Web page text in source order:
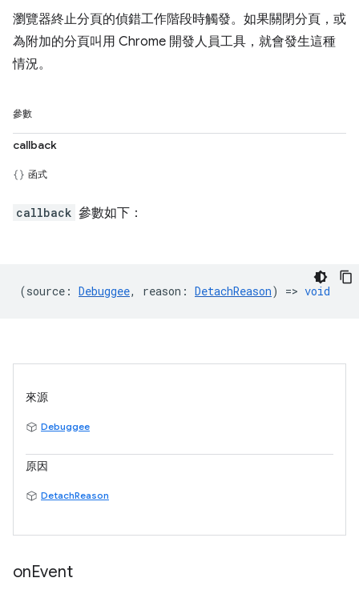
瀏覽器終止分頁的偵錯工作階段時觸發。如果關閉分頁，或
為附加的分頁叫用 Chrome 開發人員工具，就會發生這種
情況。
參數
callback
函式
callback 參數如下：
(source : Debuggee, reason : DetachReason) => void
來源
Debuggee
原因
DetachReason
onEvent